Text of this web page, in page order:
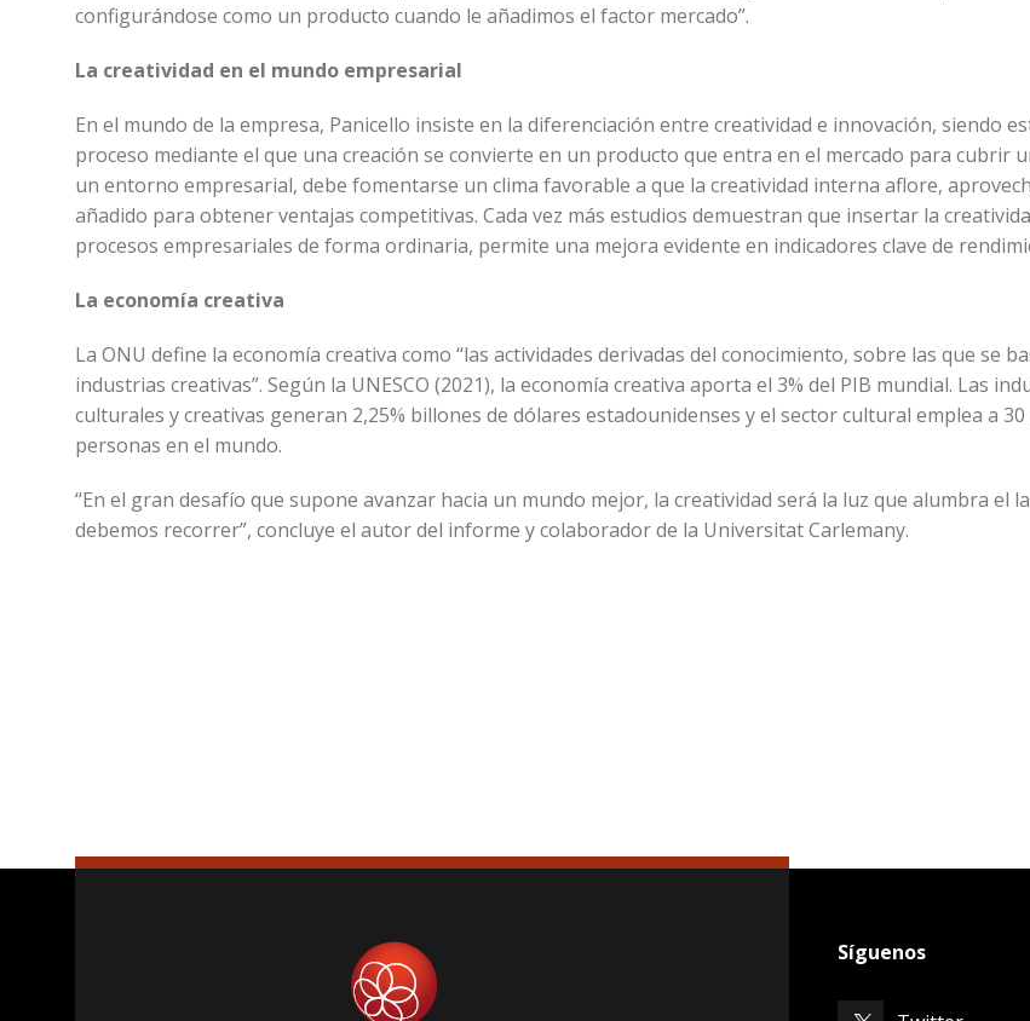
configurándose como un producto cuando le añadimos el factor mercado”.
La creatividad en el mundo empresarial
En el mundo de la empresa, Panicello insiste en la diferenciación entre creatividad e innovación, siendo
proceso mediante el que una creación se convierte en un producto que entra en el mercado para cubrir
un entorno empresarial, debe fomentarse un clima favorable a que la creatividad interna aflore,
añadido para obtener ventajas competitivas. Cada vez más estudios demuestran que insertar la
procesos empresariales de forma ordinaria, permite una mejora evidente en indicadores clave de
La economía creativa
La ONU define la economía creativa como “las actividades derivadas del conocimiento, sobre las que se
industrias creativas”. Según la UNESCO (2021), la economía creativa aporta el 3% del PIB mundial. Las
culturales y creativas generan 2,25% billones de dólares estadounidenses y el sector cultural emplea a
personas en el mundo.
“En el gran desafío que supone avanzar hacia un mundo mejor, la creatividad será la luz que alumbra el
debemos recorrer”, concluye el autor del informe y colaborador de la Universitat Carlemany.
Síguenos